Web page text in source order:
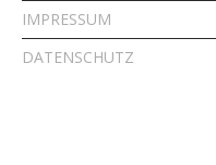
IMPRESSUM
DATENSCHUTZ